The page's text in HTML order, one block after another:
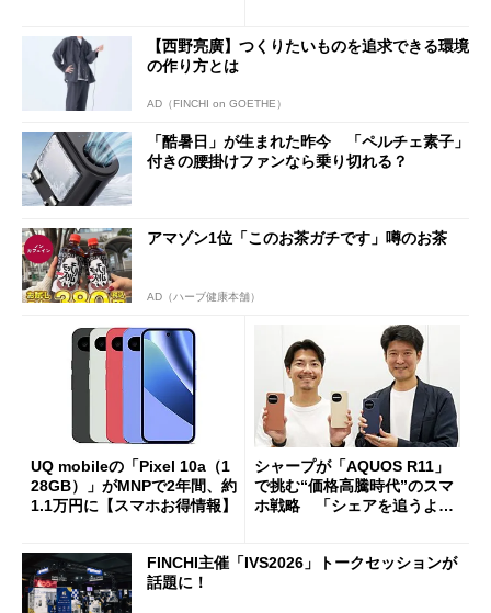
【西野亮廣】つくりたいものを追求できる環境
の作り方とは
AD（FINCHI on GOETHE）
「酷暑日」が生まれた昨今 「ペルチェ素子」
付きの腰掛けファンなら乗り切れる？
アマゾン1位「このお茶ガチです」噂のお茶
AD（ハーブ健康本舗）
UQ mobileの「Pixel 10a（1
28GB）」がMNPで2年間、約
1.1万円に【スマホお得情報】
シャープが「AQUOS R11」
で挑む“価格高騰時代”のスマ
ホ戦略 「シェアを追うより
FINCHI主催「IVS2026」トークセッションが
話題に！